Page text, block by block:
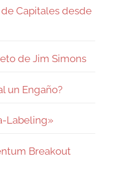
Capitales desde
de Jim Simons
un Engaño?
Labeling»
Breakout